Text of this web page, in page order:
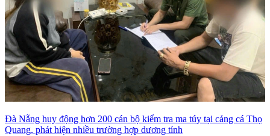
Đà Nẵng huy động hơn 200 cán bộ kiểm tra ma túy tại cảng cá Thọ
Quang, phát hiện nhiều trường hợp dương tính